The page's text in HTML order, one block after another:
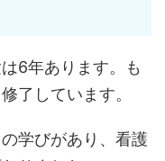
6年あります。も
了しています。
学びがあり、看護